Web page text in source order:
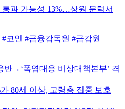
과 가능성 13%…상원 문턱서
#코인 #금융감독원 #금감원
반→‘폭염대응 비상대책본부’ 격
80세 이상, 고령층 집중 보호